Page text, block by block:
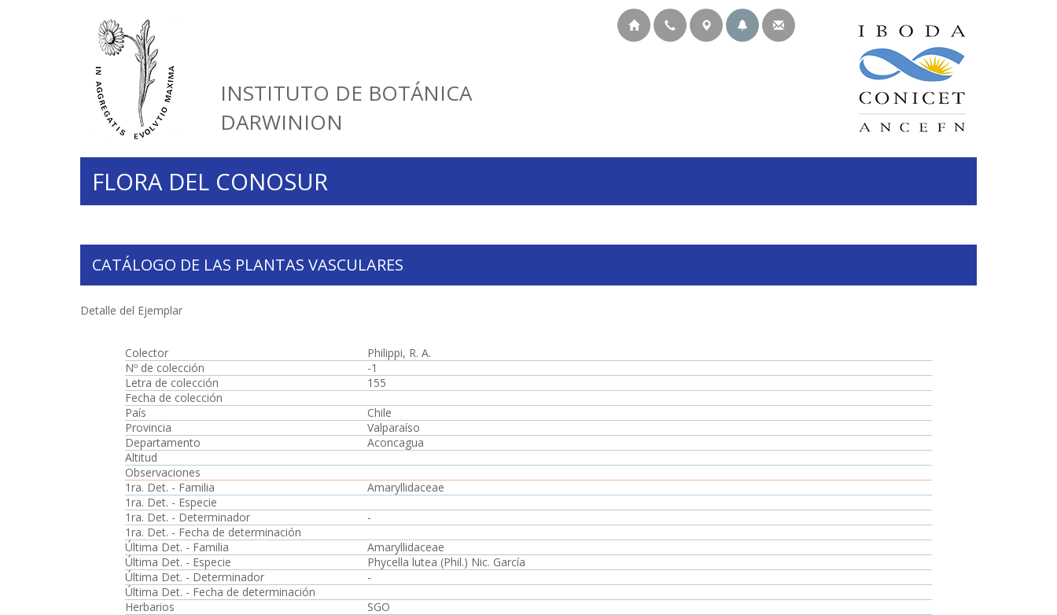
INSTITUTO DE BOTÁNICA
DARWINION
FLORA DEL CONOSUR
CATÁLOGO DE LAS PLANTAS VASCULARES
Detalle del Ejemplar
Colector
Philippi, R. A.
Nº de colección
-1
Letra de colección
155
Fecha de colección
País
Chile
Provincia
Valparaíso
Departamento
Aconcagua
Altitud
Observaciones
1ra. Det. - Familia
Amaryllidaceae
1ra. Det. - Especie
1ra. Det. - Determinador
-
1ra. Det. - Fecha de determinación
Última Det. - Familia
Amaryllidaceae
Última Det. - Especie
Phycella lutea (Phil.) Nic. García
Última Det. - Determinador
-
Última Det. - Fecha de determinación
Herbarios
SGO